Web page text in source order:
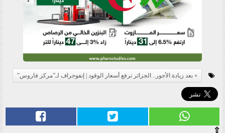
بعد زيادة الأجور.. الجزائر ترفع أسعار الوقود | إنفوجراف لـ”مركز فاروس”
⇧